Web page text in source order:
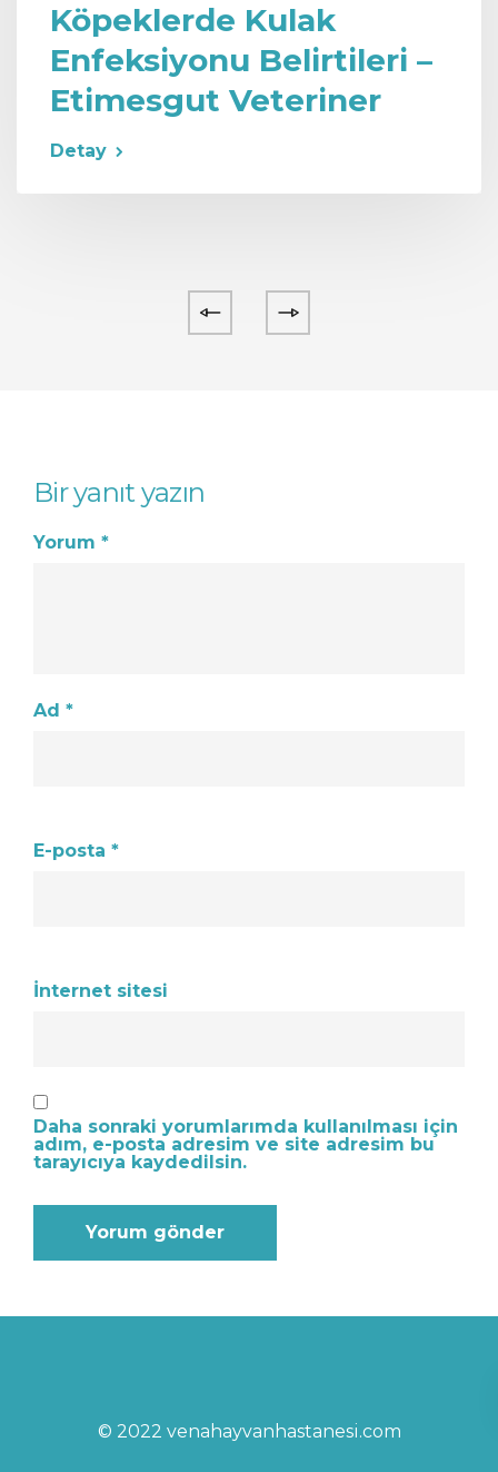
Köpeklerde Kulak
Enfeksiyonu Belirtileri –
Etimesgut Veteriner
Detay
Bir yanıt yazın
Yorum *
Ad *
E-posta *
İnternet sitesi
Daha sonraki yorumlarımda kullanılması için
adım, e-posta adresim ve site adresim bu
tarayıcıya kaydedilsin.
© 2022 venahayvanhastanesi.com